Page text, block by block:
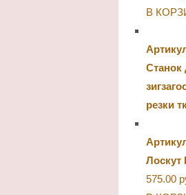
В
Станок
резки
Лоскут
575.00